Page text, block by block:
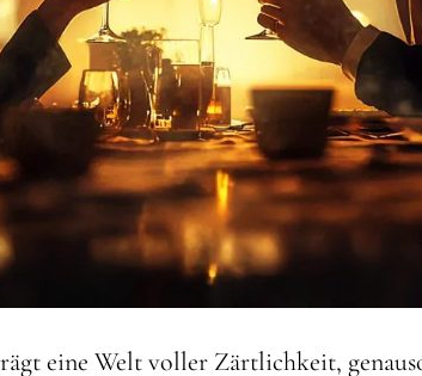
eine Welt voller Zärtlichkeit,